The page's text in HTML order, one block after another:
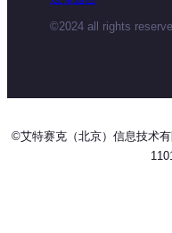
©2024 all rights
©艾特赛克（北京）信息技术有